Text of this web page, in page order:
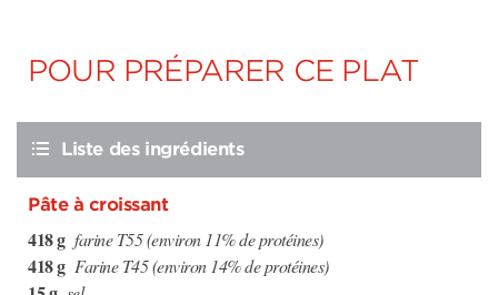
POUR PRÉPARER CE PLAT
Liste des ingrédients
Pâte à croissant
418 g farine T55 (environ 11% de protéines)
418 g Farine T45 (environ 14% de protéines)